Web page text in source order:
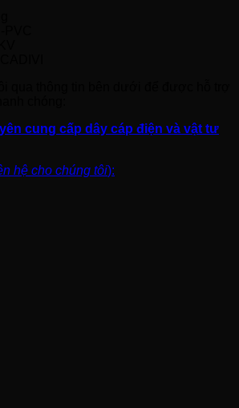
cung cấp dây cáp điện và vật tư
hệ cho chúng tôi):